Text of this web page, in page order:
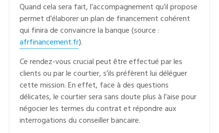
Quand cela sera fait, l’accompagnement qu’il propose
permet d’élaborer un plan de financement cohérent
qui finira de convaincre la banque (source :
afrfinancement.fr).
Ce rendez-vous crucial peut être effectué par les
clients ou par le courtier, s’ils préfèrent lui déléguer
cette mission. En effet, face à des questions
délicates, le courtier sera sans doute plus à l’aise pour
négocier les termes du contrat et répondre aux
interrogations du conseiller bancaire.